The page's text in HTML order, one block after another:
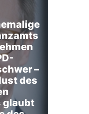
–
des
glaubt